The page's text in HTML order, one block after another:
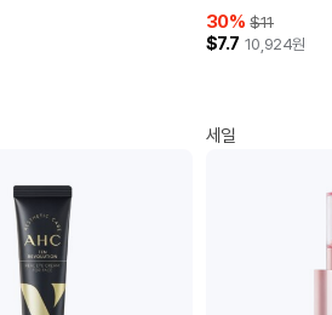
30% $11
$7.7 10,924원
세일